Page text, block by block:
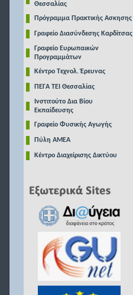
Θεσσαλίας
Πρόγραμμα Πρακτικής Ασκησης
Γραφείο Διασύνδεσης Καρδίτσας
Γραφείο Ευρωπαικών
Προγραμμάτων
Κέντρο Τεχνολ. Έρευνας
ΠΕΓΑ ΤΕΙ Θεσσαλίας
Ινστιτούτο Δια Βίου
Εκπαίδευσης
Γραφείο Φυσικής Αγωγής
Πύλη ΑΜΕΑ
Κέντρο Διαχείρισης Δικτύου